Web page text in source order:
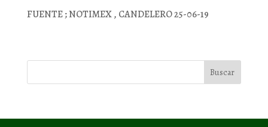
FUENTE ; NOTIMEX , CANDELERO 25-06-19